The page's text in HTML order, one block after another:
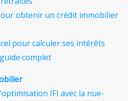
obtenir un crédit immobilier
pour calculer ses intérêts
complet
IFI avec la nue-